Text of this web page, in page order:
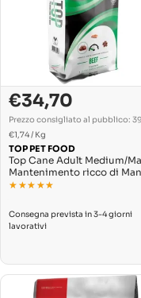
Prezzo
di
vendita
€34,70
normale
Prezzo consigliato al pubblico:
PREZZO
UNITARIO
€1,74/ Per
Kg
TOP PET FOOD
Top Cane Adult Medium/
Mantenimento ricco di
★★★★★
★★★★★
Consegna prevista in 3-4 giorni
lavorativi